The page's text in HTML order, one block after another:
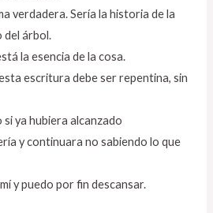
verdadera. Sería la historia de la
del árbol.
la esencia de la cosa.
escritura debe ser repentina, sin
ya hubiera alcanzado
y continuara no sabiendo lo que
y puedo por fin descansar.